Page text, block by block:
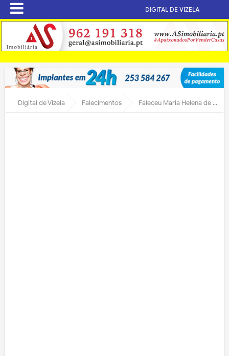
DIGITAL DE VIZELA
Digital de Vizela Falecimentos Faleceu Maria Helena de Sousa